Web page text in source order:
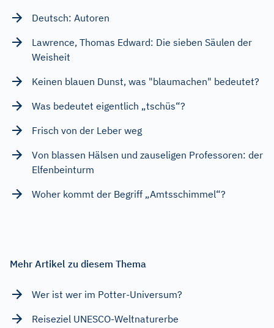
Deutsch: Autoren
Lawrence, Thomas Edward: Die sieben Säulen der
Weisheit
Keinen blauen Dunst, was "blaumachen" bedeutet?
Was bedeutet eigentlich „tschüs“?
Frisch von der Leber weg
Von blassen Hälsen und zauseligen Professoren: der
Elfenbeinturm
Woher kommt der Begriff „Amtsschimmel“?
Mehr Artikel zu diesem Thema
Wer ist wer im Potter-Universum?
Reiseziel UNESCO-Weltnaturerbe